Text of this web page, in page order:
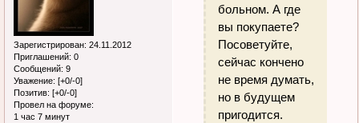
Зарегистрирован: 24.11.2012
Приглашений: 0
Сообщений: 9
Уважение: [+0/-0]
Позитив: [+0/-0]
Провел на форуме:
1 час 7 минут
больном. А где
вы покупаете?
Посоветуйте,
сейчас кончено
не время думать,
но в будущем
пригодится.